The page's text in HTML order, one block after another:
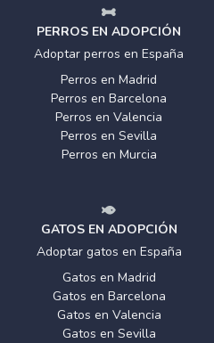
PERROS EN ADOPCIÓN
Adoptar perros en España
Perros en Madrid
Perros en Barcelona
Perros en Valencia
Perros en Sevilla
Perros en Murcia
GATOS EN ADOPCIÓN
Adoptar gatos en España
Gatos en Madrid
Gatos en Barcelona
Gatos en Valencia
Gatos en Sevilla